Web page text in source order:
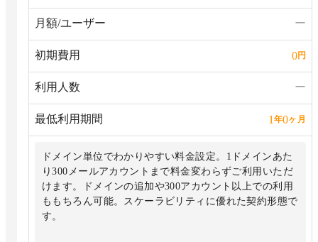
月額/ユーザー ー
初期費用 0円
利用人数 ー
最低利用期間 1 年0ヶ月
ドメイン単位でわかりやすい料金設定。1ドメインあた
り300メールアカウントまで料金変わらずご利用いただ
けます。ドメインの追加や300アカウント以上での利用
ももちろん可能。スケーラビリティに優れた契約形態で
す。